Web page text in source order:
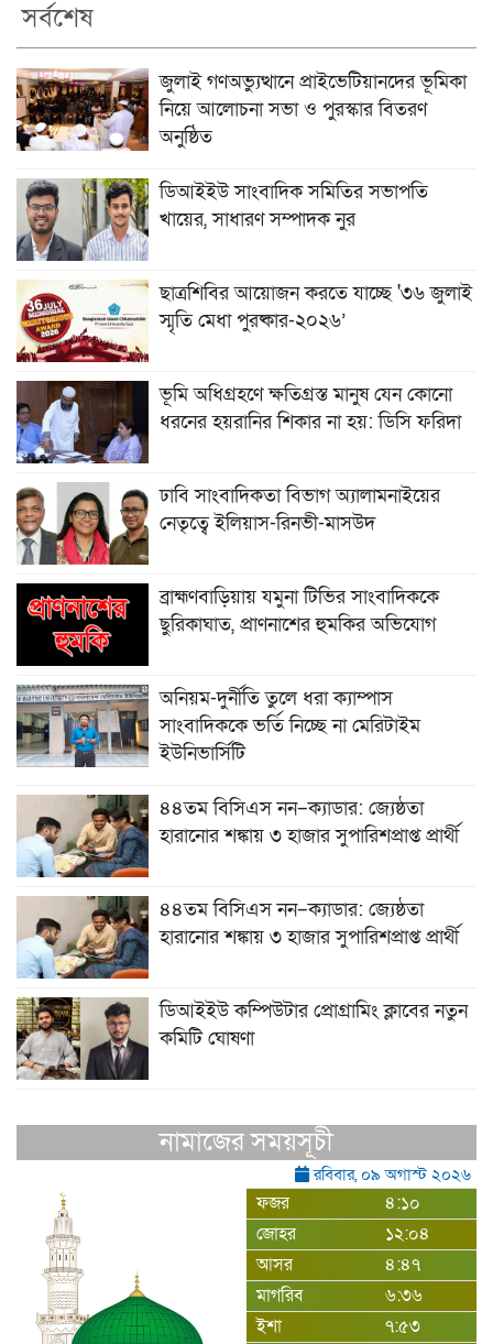
সর্বশেষ
জুলাই গণঅভ্যুত্থানে প্রাইভেটিয়ানদের ভূমিকা
নিয়ে আলোচনা সভা ও পুরস্কার বিতরণ
অনুষ্ঠিত
ডিআইইউ সাংবাদিক সমিতির সভাপতি
খায়ের, সাধারণ সম্পাদক নুর
ছাত্রশিবির আয়োজন করতে যাচ্ছে '৩৬ জুলাই
স্মৃতি মেধা পুরষ্কার-২০২৬’
ভূমি অধিগ্রহণে ক্ষতিগ্রস্ত মানুষ যেন কোনো
ধরনের হয়রানির শিকার না হয়: ডিসি ফরিদা
ঢাবি সাংবাদিকতা বিভাগ অ্যালামনাইয়ের
নেতৃত্বে ইলিয়াস-রিনভী-মাসউদ
ব্রাহ্মণবাড়িয়ায় যমুনা টিভির সাংবাদিককে
ছুরিকাঘাত, প্রাণনাশের হুমকির অভিযোগ
অনিয়ম-দুর্নীতি তুলে ধরা ক্যাম্পাস
সাংবাদিককে ভর্তি নিচ্ছে না মেরিটাইম
ইউনিভার্সিটি
৪৪তম বিসিএস নন–ক্যাডার: জ্যেষ্ঠতা
হারানোর শঙ্কায় ৩ হাজার সুপারিশপ্রাপ্ত প্রার্থী
৪৪তম বিসিএস নন–ক্যাডার: জ্যেষ্ঠতা
হারানোর শঙ্কায় ৩ হাজার সুপারিশপ্রাপ্ত প্রার্থী
ডিআইইউ কম্পিউটার প্রোগ্রামিং ক্লাবের নতুন
কমিটি ঘোষণা
নামাজের সময়সূচী
রবিবার, ০৯ অগাস্ট ২০২৬
ফজর
৪:১০
জোহর
১২:০৪
আসর
৪:৪৭
মাগরিব
৬:৩৬
ইশা
৭:৫৩